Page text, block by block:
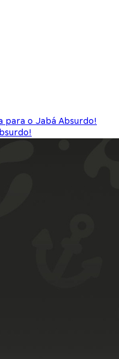
para o Jabá Absurdo!